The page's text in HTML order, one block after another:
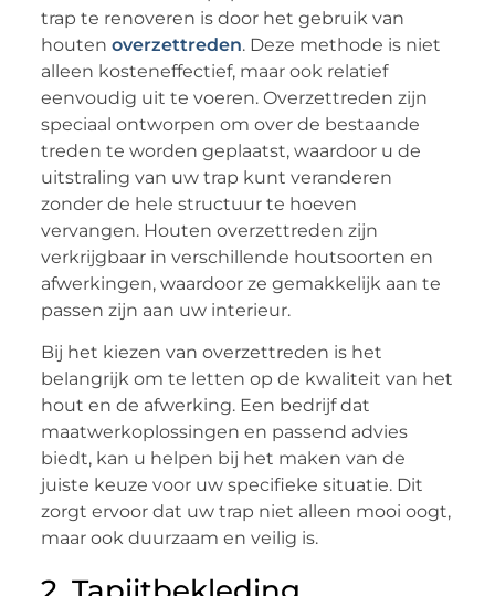
trap te renoveren is door het gebruik van
houten overzettreden. Deze methode is niet
alleen kosteneffectief, maar ook relatief
eenvoudig uit te voeren. Overzettreden zijn
speciaal ontworpen om over de bestaande
treden te worden geplaatst, waardoor u de
uitstraling van uw trap kunt veranderen
zonder de hele structuur te hoeven
vervangen. Houten overzettreden zijn
verkrijgbaar in verschillende houtsoorten en
afwerkingen, waardoor ze gemakkelijk aan te
passen zijn aan uw interieur.
Bij het kiezen van overzettreden is het
belangrijk om te letten op de kwaliteit van het
hout en de afwerking. Een bedrijf dat
maatwerkoplossingen en passend advies
biedt, kan u helpen bij het maken van de
juiste keuze voor uw specifieke situatie. Dit
zorgt ervoor dat uw trap niet alleen mooi oogt,
maar ook duurzaam en veilig is.